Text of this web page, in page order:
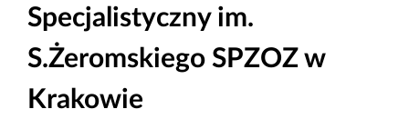
Specjalistyczny im.
S.Żeromskiego SPZOZ w
Krakowie